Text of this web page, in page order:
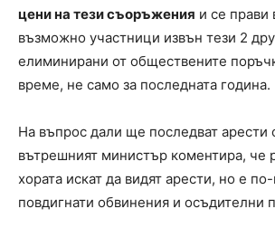
цени на тези съоръжения и се прави
възможно участници извън тези 2
елиминирани от обществените
време, не само за последната година.
На въпрос дали ще последват арести
вътрешният министър коментира, че
хората искат да видят арести, но е
повдигнати обвинения и осъдителни